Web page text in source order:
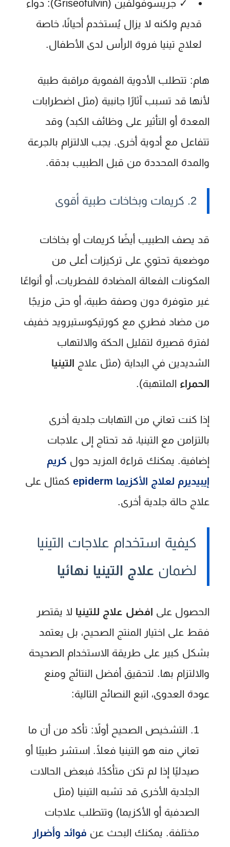
✓ جريسوفولفين (Griseofulvin):
دواء
قديم ولكنه لا يزال يُستخدم أحيانًا، خاصة
لعلاج تينيا فروة الرأس لدى الأطفال.
هام: تتطلب الأدوية الفموية مراقبة طبية
لأنها قد تسبب آثارًا جانبية (مثل اضطرابات
المعدة أو التأثير على وظائف الكبد) وقد
تتفاعل مع أدوية أخرى. يجب الالتزام بالجرعة
والمدة المحددة من قبل الطبيب بدقة.
2. كريمات وبخاخات طبية أقوى
قد يصف الطبيب أيضًا كريمات أو بخاخات
موضعية تحتوي على تركيزات أعلى من
المكونات الفعالة المضادة للفطريات، أو أنواعًا
غير متوفرة دون وصفة طبية، أو حتى مزيجًا
من مضاد فطري مع كورتيكوستيرويد خفيف
لفترة قصيرة لتقليل الحكة والالتهاب
الشديدين في البداية (مثل علاج التينيا
الحمراء الملتهبة).
إذا كنت تعاني من التهابات جلدية أخرى
بالتزامن مع التينيا، قد تحتاج إلى علاجات
إضافية. يمكنك قراءة المزيد حول كريم
إيبيديرم لعلاج الأكزيما epiderm
كمثال على
علاج حالة جلدية أخرى.
كيفية استخدام علاجات التينيا
لضمان علاج التينيا نهائيا
الحصول على افضل علاج للتينيا لا يقتصر
فقط على اختيار المنتج الصحيح، بل يعتمد
بشكل كبير على طريقة الاستخدام الصحيحة
والالتزام بها. لتحقيق أفضل النتائج ومنع
عودة العدوى، اتبع النصائح التالية:
التشخيص الصحيح أولاً: تأكد من أن ما
تعاني منه هو التينيا فعلًا. استشر طبيبًا أو
صيدليًا إذا لم تكن متأكدًا، فبعض الحالات
الجلدية الأخرى قد تشبه التينيا (مثل
الصدفية أو الأكزيما) وتتطلب علاجات
مختلفة. يمكنك البحث عن فوائد وأضرار